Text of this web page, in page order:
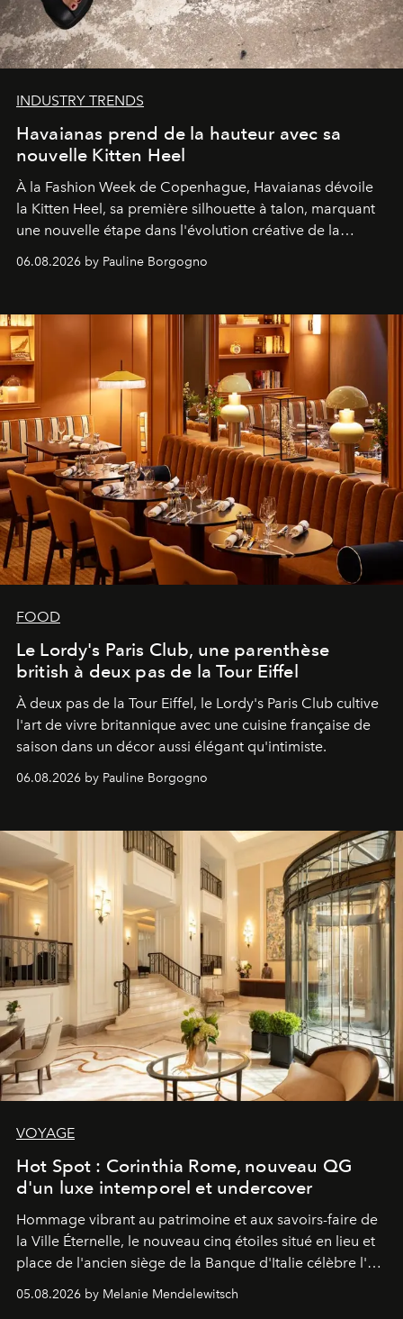
INDUSTRY TRENDS
Havaianas prend de la hauteur avec sa
nouvelle Kitten Heel
À la Fashion Week de Copenhague, Havaianas dévoile
la Kitten Heel, sa première silhouette à talon, marquant
une nouvelle étape dans l'évolution créative de la
06.08.2026 by Pauline Borgogno
FOOD
Le Lordy's Paris Club, une parenthèse
british à deux pas de la Tour Eiffel
À deux pas de la Tour Eiffel, le Lordy's Paris Club cultive
l'art de vivre britannique avec une cuisine française de
saison dans un décor aussi élégant qu'intimiste.
06.08.2026 by Pauline Borgogno
VOYAGE
Hot Spot : Corinthia Rome, nouveau QG
d'un luxe intemporel et undercover
Hommage vibrant au patrimoine et aux savoirs-faire de
la Ville Éternelle, le nouveau cinq étoiles situé en lieu et
place de l'ancien siège de la Banque d'Italie célèbre l'art
de vivre Romain dans toute son élégance intemporelle.
05.08.2026 by Melanie Mendelewitsch